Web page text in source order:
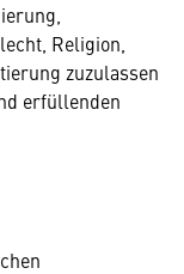
Religion,
zuzulassen
erfüllenden